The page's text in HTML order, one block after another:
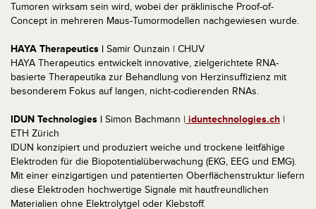
Tumoren wirksam sein wird, wobei der präklinische Proof-of-
Concept in mehreren Maus-Tumormodellen nachgewiesen wurde.
HAYA Therapeutics | Samir Ounzain | CHUV
HAYA Therapeutics entwickelt innovative, zielgerichtete RNA-
basierte Therapeutika zur Behandlung von Herzinsuffizienz mit
besonderem Fokus auf langen, nicht-codierenden RNAs.
IDUN Technologies | Simon Bachmann | iduntechnologies.ch |
ETH Zürich
IDUN konzipiert und produziert weiche und trockene leitfähige
Elektroden für die Biopotentialüberwachung (EKG, EEG und EMG).
Mit einer einzigartigen und patentierten Oberflächenstruktur liefern
diese Elektroden hochwertige Signale mit hautfreundlichen
Materialien ohne Elektrolytgel oder Klebstoff.